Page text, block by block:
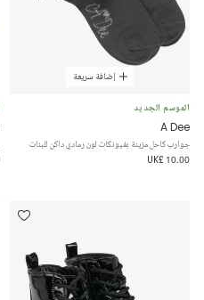
إضافة سريعة
الموسم الجديد
A Dee
جوارب كاحل مزينة بفيونكات لون رمادي داكن للبنات
UK£ 10.00